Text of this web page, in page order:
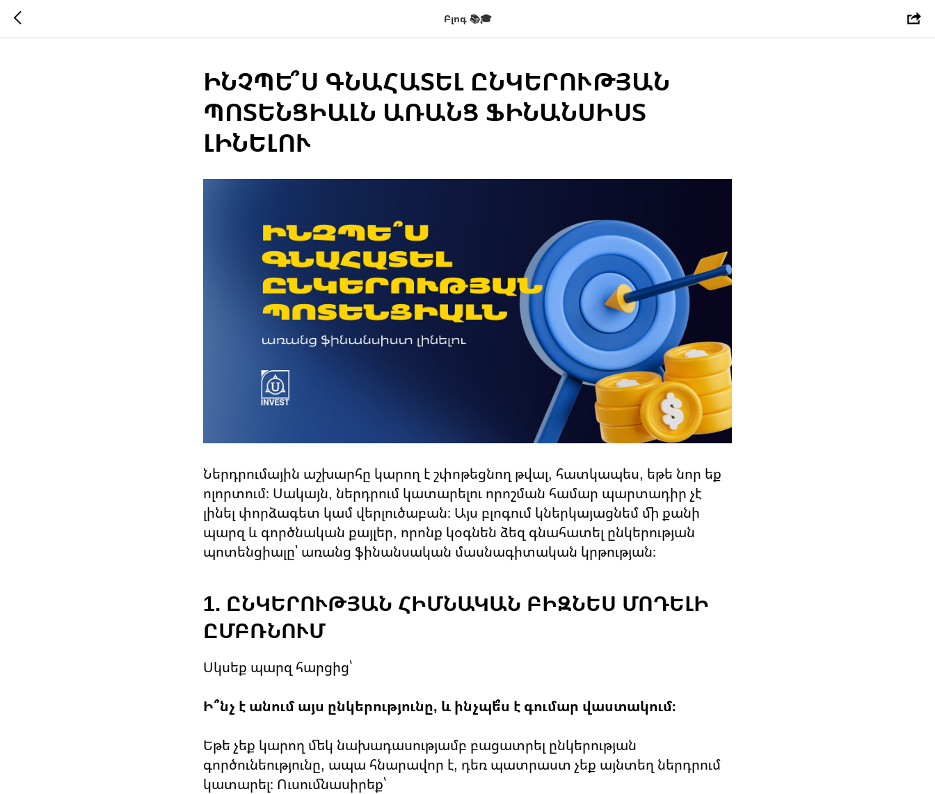
Բլոգ 📚🎓
ԻՆՉՊԵ՞Ս ԳՆԱՀԱՏԵԼ ԸՆԿԵՐՈՒԹՅԱՆ
ՊՈՏԵՆՑԻԱԼՆ ԱՌԱՆՑ ՖԻՆԱՆՍԻՍՏ
ԼԻՆԵԼՈՒ
Ներդրումային աշխարհը կարող է շփոթեցնող թվալ, հատկապես, եթե նոր եք
ոլորտում։ Սակայն, ներդրում կատարելու որոշման համար պարտադիր չէ
լինել փորձագետ կամ վերլուծաբան։ Այս բլոգում կներկայացնեմ մի քանի
պարզ և գործնական քայլեր, որոնք կօգնեն ձեզ գնահատել ընկերության
պոտենցիալը՝ առանց ֆինանսական մասնագիտական կրթության։
1. ԸՆԿԵՐՈՒԹՅԱՆ ՀԻՄՆԱԿԱՆ ԲԻԶՆԵՍ ՄՈԴԵԼԻ
ԸՄԲՌՆՈՒՄ
Սկսեք պարզ հարցից՝
Ի՞նչ է անում այս ընկերությունը, և ինչպե՞ս է գումար վաստակում։
Եթե չեք կարող մեկ նախադասությամբ բացատրել ընկերության
գործունեությունը, ապա հնարավոր է, դեռ պատրաստ չեք այնտեղ ներդրում
կատարել։ Ուսումնասիրեք՝